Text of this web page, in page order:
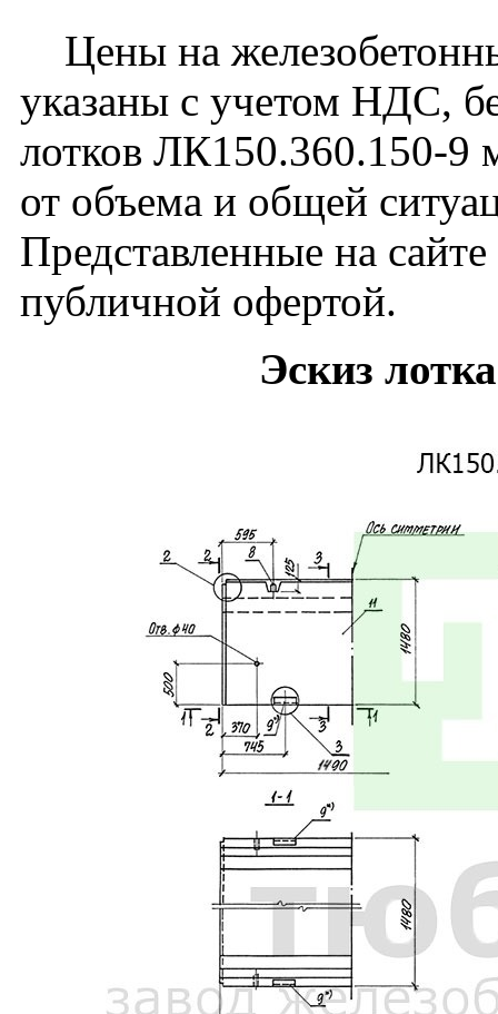
Цены на
указаны с учетом НДС,
лотков ЛК150.360.150-9
от объема и общей
Представленные на
публичной офертой.
Эскиз